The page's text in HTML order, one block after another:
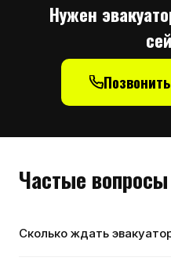
Нужен
Частые вопросы
Сколько ждать